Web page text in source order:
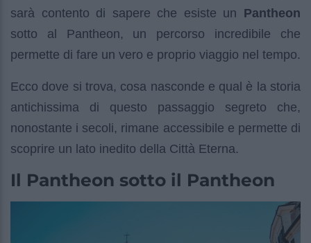
sarà contento di sapere che esiste un Pantheon
sotto al Pantheon, un percorso incredibile che
permette di fare un vero e proprio viaggio nel tempo.
Ecco dove si trova, cosa nasconde e qual è la storia
antichissima di questo passaggio segreto che,
nonostante i secoli, rimane accessibile e permette di
scoprire un lato inedito della Città Eterna.
Il Pantheon sotto il Pantheon